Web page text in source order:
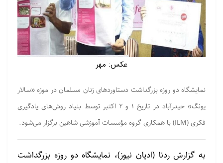
عکس: مهر
نمایشگاه دو روزه بزرگداشت دستاوردهای زنان مسلمان در موزه «سالار
یونگ» حیدرآباد در تاریخ ۱ و ۲ اکتبر توسط بنیاد روش‌های یادگیری
فکری (ILM) با همکاری گروه مؤسسات آموزشی شاهین برگزار می‌شود.
به گزارش ردنا (ادیان نیوز)، نمایشگاه دو روزه بزرگداشت